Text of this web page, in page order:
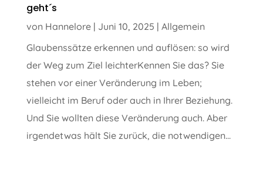
geht´s
von Hannelore| Juni 10, 2025 | Allgemein
Glaubenssätze erkennen und auflösen: so wird
der Weg zum Ziel leichterKennen Sie das? Sie
stehen vor einer Veränderung im Leben;
vielleicht im Beruf oder auch in Ihrer Beziehung.
Und Sie wollten diese Veränderung auch. Aber
irgendetwas hält Sie zurück, die notwendigen...